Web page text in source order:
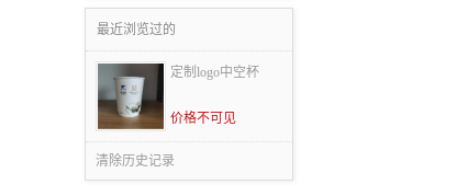
最近浏览过的
定制logo中空杯
价格不可见
清除历史记录